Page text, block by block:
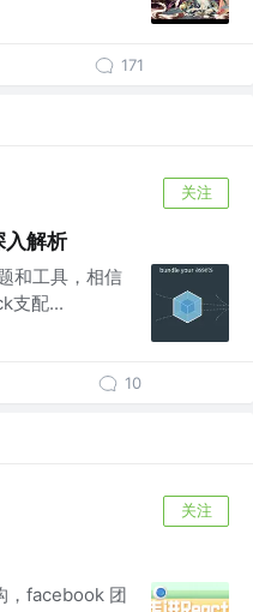
171
关注
入解析
和工具，相信
支配...
10
关注
，facebook 团